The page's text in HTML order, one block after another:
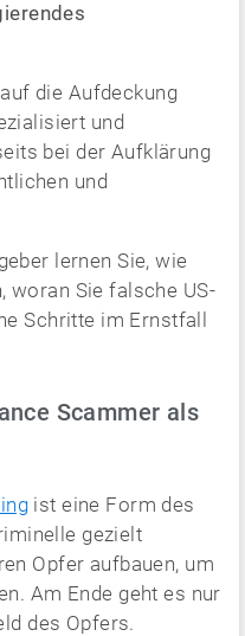
die Aufdeckung
und
bei der Aufklärung
und
lernen Sie, wie
woran Sie falsche US-
Schritte im Ernstfall
Scammer als
ist eine Form des
gezielt
Opfer aufbauen, um
Am Ende geht es nur
des Opfers.